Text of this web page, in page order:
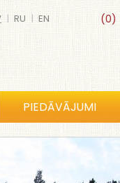
(0)
| RU | EN
PIEDĀVĀJUMI